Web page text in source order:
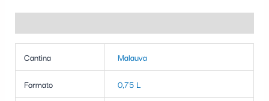
Cantina Malauva
Formato 0,75 L